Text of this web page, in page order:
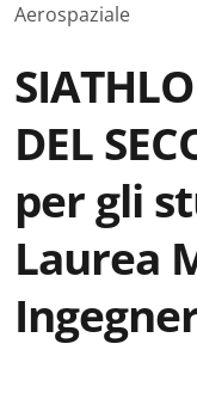
Aerospaziale
DEL
per gli
Laurea